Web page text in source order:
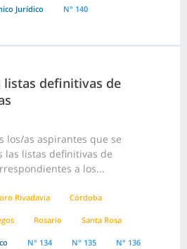
Jurídico N° 140
listas definitivas de
los/as aspirantes que se
las listas definitivas de
a los...
Rivadavia Córdoba
Rosario Santa Rosa
N° 134 N° 135 N° 136